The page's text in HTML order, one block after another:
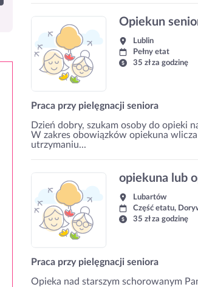
Opiekun
Lublin
Pełny etat
35 zł za godzinę
Praca przy pielęgnacji seniora
Dzień dobry, szukam osoby do opieki
W zakres obowiązków opiekuna
utrzymaniu...
opiekuna lub
Lubartów
Część etatu,
35 zł za godzinę
Praca przy pielęgnacji seniora
Opieka nad starszym schorowanym